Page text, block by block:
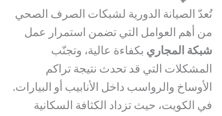
تُعدّ الصيانة الدورية لشبكات الصرف الصحي
من أهم العوامل التي تضمن استمرار عمل
شبكة المجاري بكفاءة عالية، وتجنّب
المشكلات التي قد تحدث نتيجة تراكم
الأوساخ والرواسب داخل الأنابيب أو البيارات.
في الكويت، حيث تزداد الكثافة السكانية